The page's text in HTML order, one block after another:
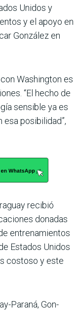
Unidos y
y el apoyo en
González en
Washington es
“El hecho de
sensible ya es
posibilidad”,
recibió
donadas
entrenamientos
Estados Unidos
costoso y este
Paraná, Gon­